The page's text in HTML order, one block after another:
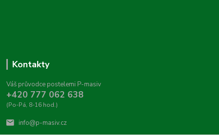
Kontakty
Váš průvodce postelemi P-masiv
+420 777 062 638
(Po-Pá, 8-16 hod.)
info@p-masiv.cz